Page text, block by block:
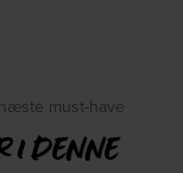
must-have
I DENNE